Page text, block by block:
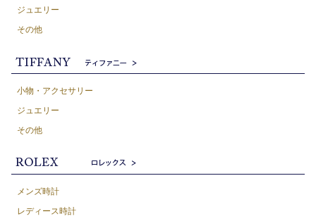
ジュエリー
その他
小物・アクセサリー
ジュエリー
その他
メンズ時計
レディース時計